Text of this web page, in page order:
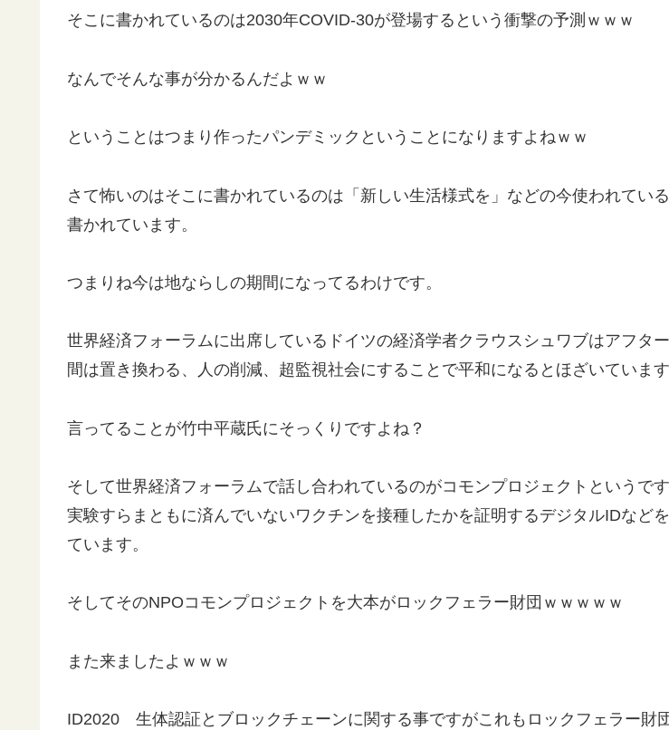
そこに書かれているのは2030年COVID-30が登場するという衝撃の予測ｗｗｗ
なんでそんな事が分かるんだよｗｗ
ということはつまり作ったパンデミックということになりますよねｗｗ
さて怖いのはそこに書かれているのは「新しい生活様式を」などの今使われてい
書かれています。
つまりね今は地ならしの期間になってるわけです。
世界経済フォーラムに出席しているドイツの経済学者クラウスシュワブはアフタ
間は置き換わる、人の削減、超監視社会にすることで平和になるとほざいています
言ってることが竹中平蔵氏にそっくりですよね？
そして世界経済フォーラムで話し合われているのがコモンプロジェクトというで
実験すらまともに済んでいないワクチンを接種したかを証明するデジタルIDなど
ています。
そしてそのNPOコモンプロジェクトを大本がロックフェラー財団ｗｗｗｗｗ
また来ましたよｗｗｗ
ID2020 生体認証とブロックチェーンに関する事ですがこれもロックフェラー財